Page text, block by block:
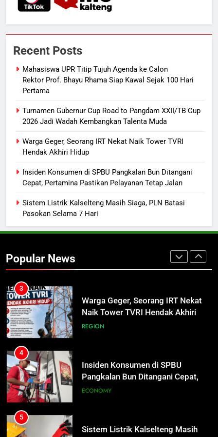
Recent Posts
Mahasiswa UPR Titip Tujuh Agenda ke Calon
Rektor Prof. Bhayu Rhama Siap Kawal Sejak 100 Hari
Pertama
Turnamen Gubernur Cup Road to Pangdam XXII/TB Cup
2026 Jadi Wadah Kembangkan Talenta Muda
Warga Geger, Seorang IRT Nekat Naik Tower TVRI
Hendak Akhiri Hidup
Insiden Konsumen di SPBU Pangkalan Bun Ditangani
Cepat, Pertamina Pastikan Pelayanan Tetap Jalan
Sistem Listrik Kalselteng Masih Siaga, PLN Batasi
Pasokan Selama 7 Hari
Popular News
SPBU Sampit Segera Terurai
ECONOMY
Kotim Resmi Jadi Tersangka
Dugaan Korupsi Dana Hibah
Pilkada Rp40 Miliar
HUKUM DAN KRIMINAL
8
Presiden Prabowo Minta Bahlil
Segera Tuntaskan Pemadaman
Mahasiswa UPR Titip Tujuh
Agenda ke Calon Rektor Prof.
100 Hari Pertama
REGION
Turnamen Gubernur Cup Road to
Pangdam XXII/TB Cup 2026 Jadi
Wadah Kembangkan Talenta Muda
3
Warga Geger, Seorang IRT Nekat
Naik Tower TVRI Hendak Akhiri
Hidup
REGION
4
Insiden Konsumen di SPBU
Pangkalan Bun Ditangani Cepat,
Pertamina Pastikan Pelayanan
ECONOMY
5
Sistem Listrik Kalselteng Masih